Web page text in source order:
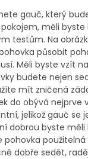
gauč, který
měli byste
testům. Na
působit
Měli byste vzít
budete nejen
mít zničená
do obývá nejprve
jelikož gauč se
dobrou byste
pohovka
dobře sedět,